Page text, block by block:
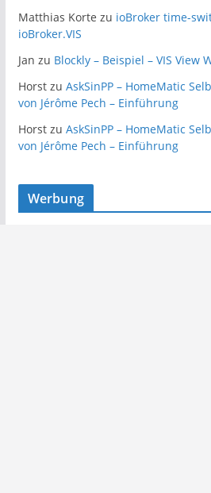
Matthias Korte zu ioBroker time-
ioBroker.VIS
Jan zu Blockly – Beispiel – VIS View
Horstzu AskSinPP – HomeMatic
von Jérôme Pech – Einführung
Horstzu AskSinPP – HomeMatic
von Jérôme Pech – Einführung
Werbung